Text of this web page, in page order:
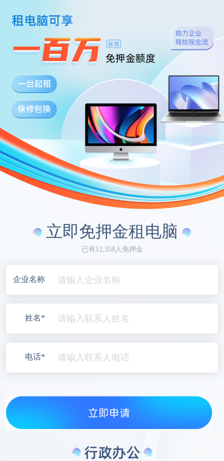
立即免押金租电脑
已有12,358人免押金
企业名称
姓名*
电话*